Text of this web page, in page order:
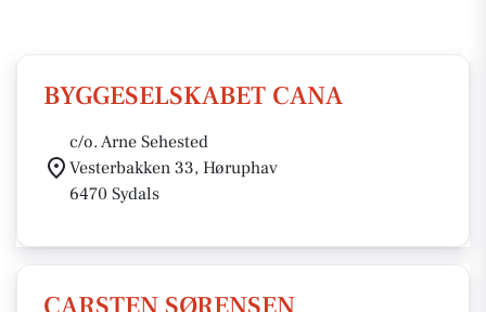
BYGGESELSKABET CANA
c/o. Arne Sehested
Vesterbakken 33, Høruphav
6470 Sydals